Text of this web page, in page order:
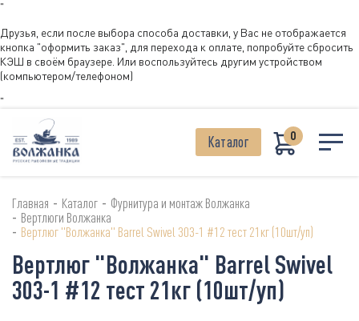
"
Друзья, если после выбора способа доставки, у Вас не отображается
кнопка "оформить заказ", для перехода к оплате, попробуйте сбросить
КЭШ в своём браузере. Или воспользуйтесь другим устройством
(компьютером/телефоном)
"
Каталог 0
Главная - Каталог - Фурнитура и монтаж Волжанка
- Вертлюги Волжанка
- Вертлюг "Волжанка" Barrel Swivel 303-1 #12 тест 21кг (10шт/уп)
Вертлюг "Волжанка" Barrel Swivel
303-1 #12 тест 21кг (10шт/уп)